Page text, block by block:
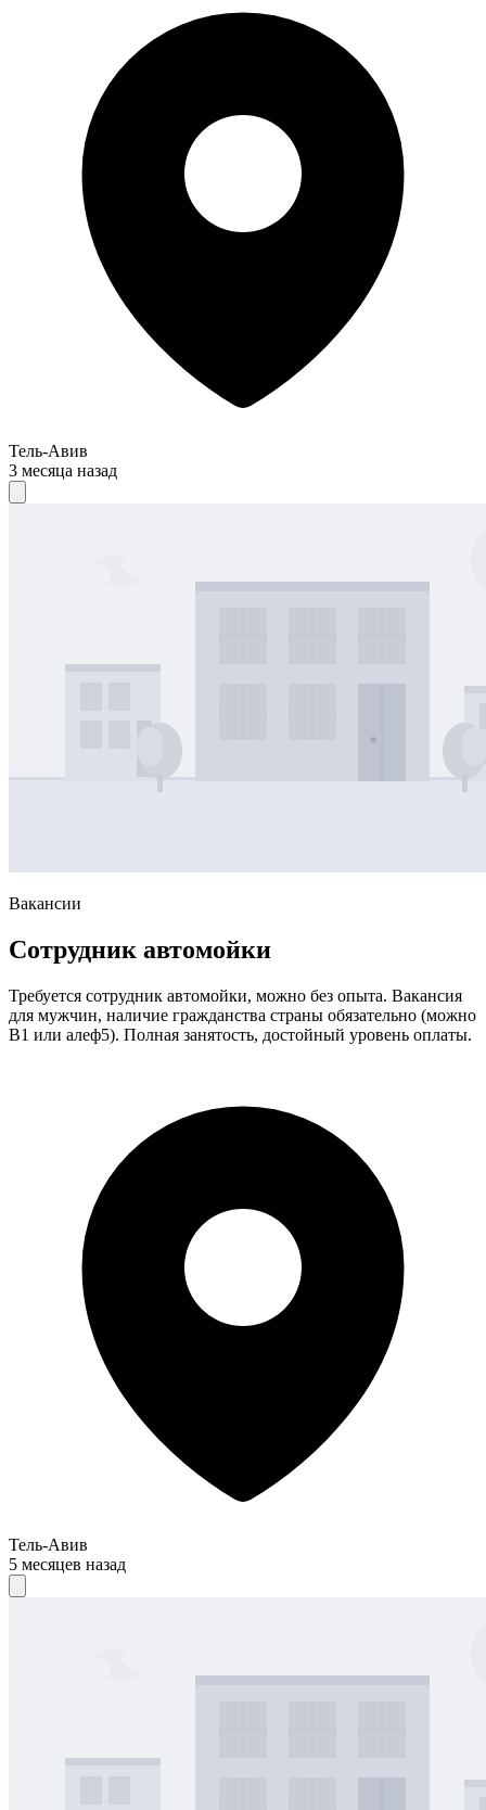
Тель-Авив
3 месяца назад
Вакансии
Сотрудник автомойки
Требуется сотрудник автомойки, можно без опыта. Вакансия
для мужчин, наличие гражданства страны обязательно (можно
В1 или алеф5). Полная занятость, достойный уровень оплаты.
Тель-Авив
5 месяцев назад